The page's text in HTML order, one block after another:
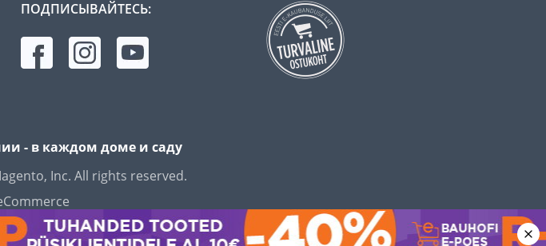
ПОДПИСЫВАЙТЕСЬ:
- в каждом доме и саду
Inc. All rights reserved.